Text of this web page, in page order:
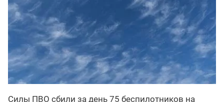
Силы ПВО сбили за день 75 беспилотников на